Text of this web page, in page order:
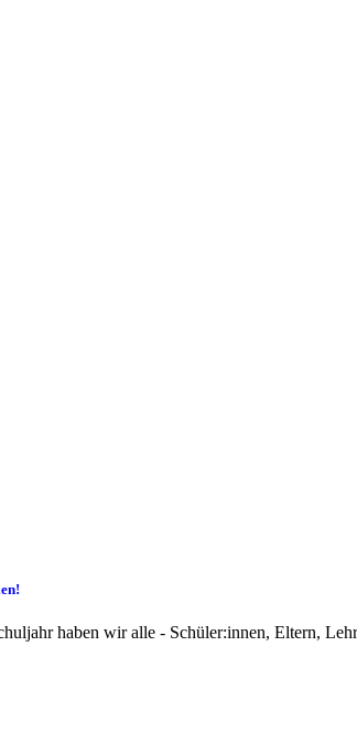
haben wir alle - Schüler:innen, Eltern,